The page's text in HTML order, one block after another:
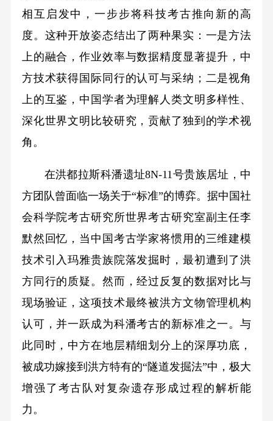
相互启发中，一步步将科技考古推向新的高
度。这种开放姿态结出了两种果实：一是方法
上的融合，作业效率与数据精度显著提升，中
方技术获得国际同行的认可与采纳；二是视角
上的互鉴，中国学者为理解人类文明多样性、
深化世界文明比较研究，贡献了独到的学术视
角。
在洪都拉斯科潘遗址8N-11号贵族居址，中
方团队曾面临一场关于“标准”的博弈。据中国社
会科学院考古研究所世界考古研究室副主任李
默然回忆，当中国考古学家将惯用的三维建模
技术引入玛雅贵族院落发掘时，最初遭到了洪
方同行的质疑。然而，经过反复的数据对比与
现场验证，这项技术最终被洪方文物管理机构
认可，并一跃成为科潘考古的新标准之一。与
此同时，中方在地层精细划分上的深厚功底，
被成功嫁接到洪方特有的“隧道发掘法”中，极大
增强了考古队对复杂遗存形成过程的解析能
力。